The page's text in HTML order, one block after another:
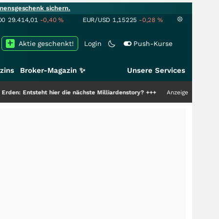
sichern.
29.414,01 -0,40% EUR/USD 1,15225 -0,28 %
Login Push-Kurse
Aktie geschenkt!
Broker-Magazin ✨ Unsere Services
hier die nächste Milliardenstory?+++ Anzeige